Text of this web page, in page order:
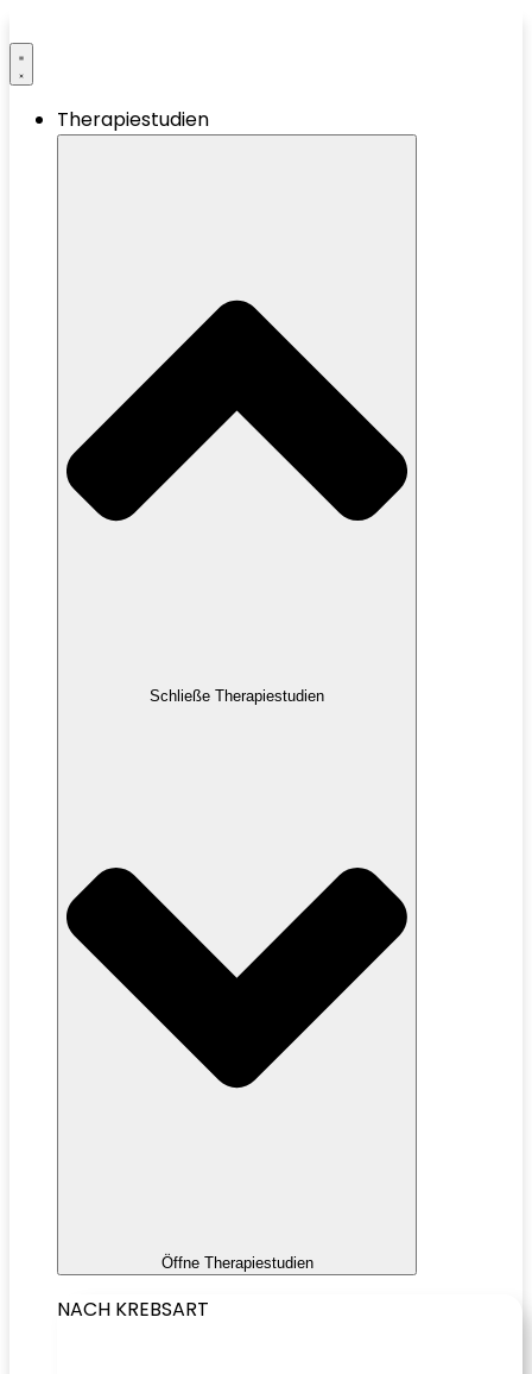
Therapiestudien
Schließe Therapiestudien
Öffne Therapiestudien
NACH KREBSART